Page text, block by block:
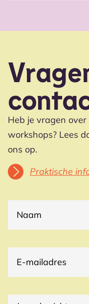
Heb je vragen over
workshops? Lees
ons op.
Praktische
MAILADRES
REACTIES